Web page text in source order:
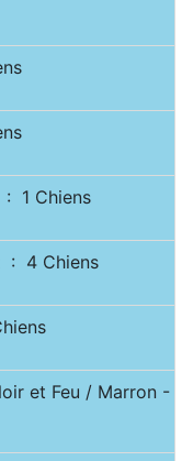
: 1 Chiens
: 4 Chiens
et Feu / Marron -